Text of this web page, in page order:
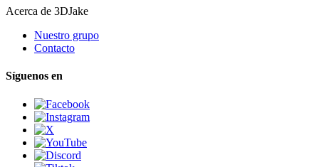
Acerca de 3DJake
Nuestro grupo
Contacto
Síguenos en